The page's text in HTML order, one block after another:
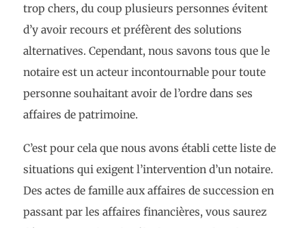
trop chers, du coup plusieurs personnes évitent
d’y avoir recours et préfèrent des solutions
alternatives. Cependant, nous savons tous que le
notaire est un acteur incontournable pour toute
personne souhaitant avoir de l’ordre dans ses
affaires de patrimoine.
C’est pour cela que nous avons établi cette liste de
situations qui exigent l’intervention d’un notaire.
Des actes de famille aux affaires de succession en
passant par les affaires financières, vous saurez